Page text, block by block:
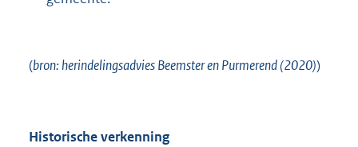
(bron: herindelingsadvies Beemster en Purmerend (2020))
Historische verkenning